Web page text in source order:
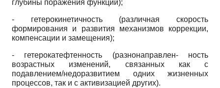
глубины поражения функций);
- гетерокинетичность (различная скорость
формирования и развития механизмов коррекции,
компенсации и замещения);
- гетерокатефтенность (разнонаправлен- ность
возрастных изменений, связанных как с
подавлением/недоразвитием одних жизненных
процессов, так и с активизацией других).